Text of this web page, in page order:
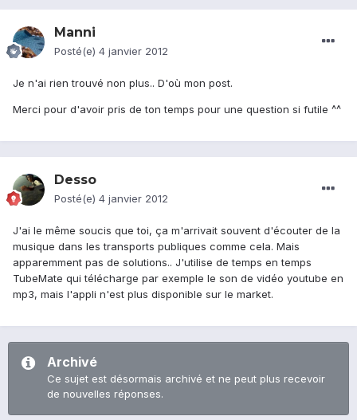
Manni
Posté(e) 4 janvier 2012
Je n'ai rien trouvé non plus.. D'où mon post.
Merci pour d'avoir pris de ton temps pour une question si futile ^^
Desso
Posté(e) 4 janvier 2012
J'ai le même soucis que toi, ça m'arrivait souvent d'écouter de la
musique dans les transports publiques comme cela. Mais
apparemment pas de solutions.. J'utilise de temps en temps
TubeMate qui télécharge par exemple le son de vidéo youtube en
mp3, mais l'appli n'est plus disponible sur le market.
Archivé
Ce sujet est désormais archivé et ne peut plus recevoir
de nouvelles réponses.